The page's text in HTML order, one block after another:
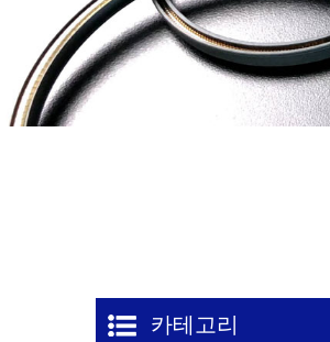
카테고리